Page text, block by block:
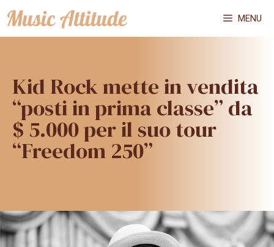
Vai
al
MENU
Kid Rock mette in vendita
“posti in prima classe” da
$ 5.000 per il suo tour
“Freedom 250”